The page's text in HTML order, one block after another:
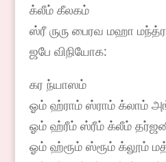
க்லீம் கீலகம்
ஸ்ரீ ருரு பைரவ மஹா மந்த்ர
ஜபே விநியோக:
கர ந்யாஸம்
ஓம் ஹ்ராம் ஸ்ராம் க்லாம்
ஓம் ஹ்ரீம் ஸ்ரீம் க்லீம்
ஓம் ஹ்ரூம் ஸ்ரூம் க்லூம்